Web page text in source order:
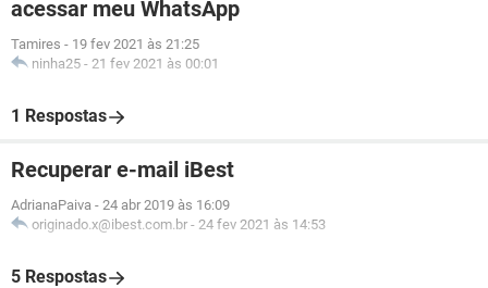
acessar meu WhatsApp
Tamires - 19 fev 2021 às 21:25
ninha25 - 21 fev 2021 às 00:01
1 Respostas
Recuperar e-mail iBest
AdrianaPaiva - 24 abr 2019 às 16:09
originado.x@ibest.com.br - 24 fev 2021 às 14:53
5 Respostas